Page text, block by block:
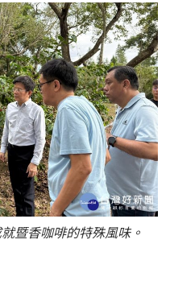
暨香咖啡的特殊風味。